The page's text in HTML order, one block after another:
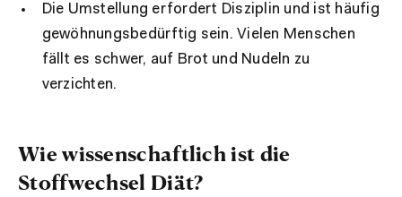
Die Umstellung erfordert Disziplin und ist häufig
gewöhnungsbedürftig sein. Vielen Menschen
fällt es schwer, auf Brot und Nudeln zu
verzichten.
Wie wissenschaftlich ist die
Stoffwechsel Diät?